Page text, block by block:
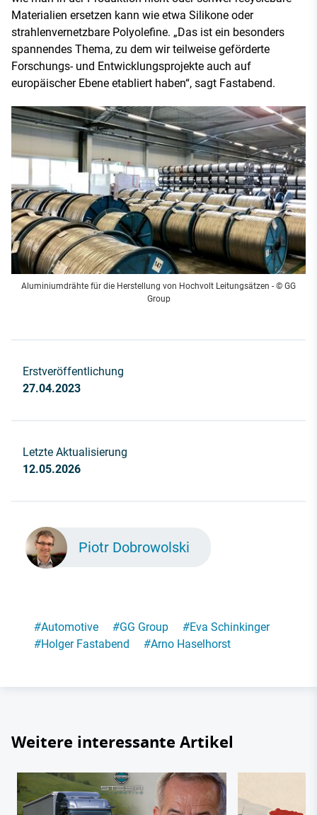
Materialien ersetzen kann wie etwa Silikone oder
strahlenvernetzbare Polyolefine. „Das ist ein besonders
spannendes Thema, zu dem wir teilweise geförderte
Forschungs- und Entwicklungsprojekte auch auf
europäischer Ebene etabliert haben“, sagt Fastabend.
Aluminiumdrähte für die Herstellung von Hochvolt Leitungsätzen - © GG
Group
Erstveröffentlichung
27.04.2023
Letzte Aktualisierung
12.05.2026
Piotr Dobrowolski
#Automotive #GG Group #Eva Schinkinger
#Holger Fastabend #Arno Haselhorst
Weitere interessante Artikel